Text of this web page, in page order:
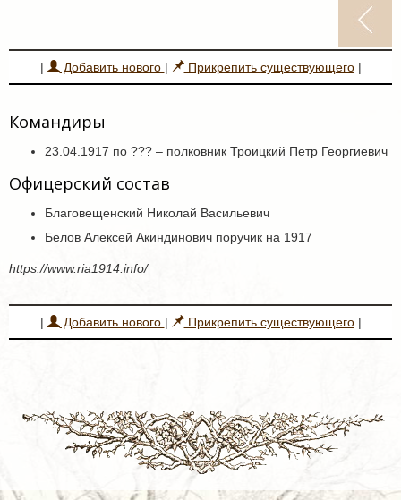
| Добавить нового | Прикрепить существующего|
Командиры
23.04.1917 по ??? – полковник Троицкий Петр Георгиевич
Офицерский состав
Благовещенский Николай Васильевич
Белов Алексей Акиндинович поручик на 1917
https://www.ria1914.info/
| Добавить нового | Прикрепить существующего|